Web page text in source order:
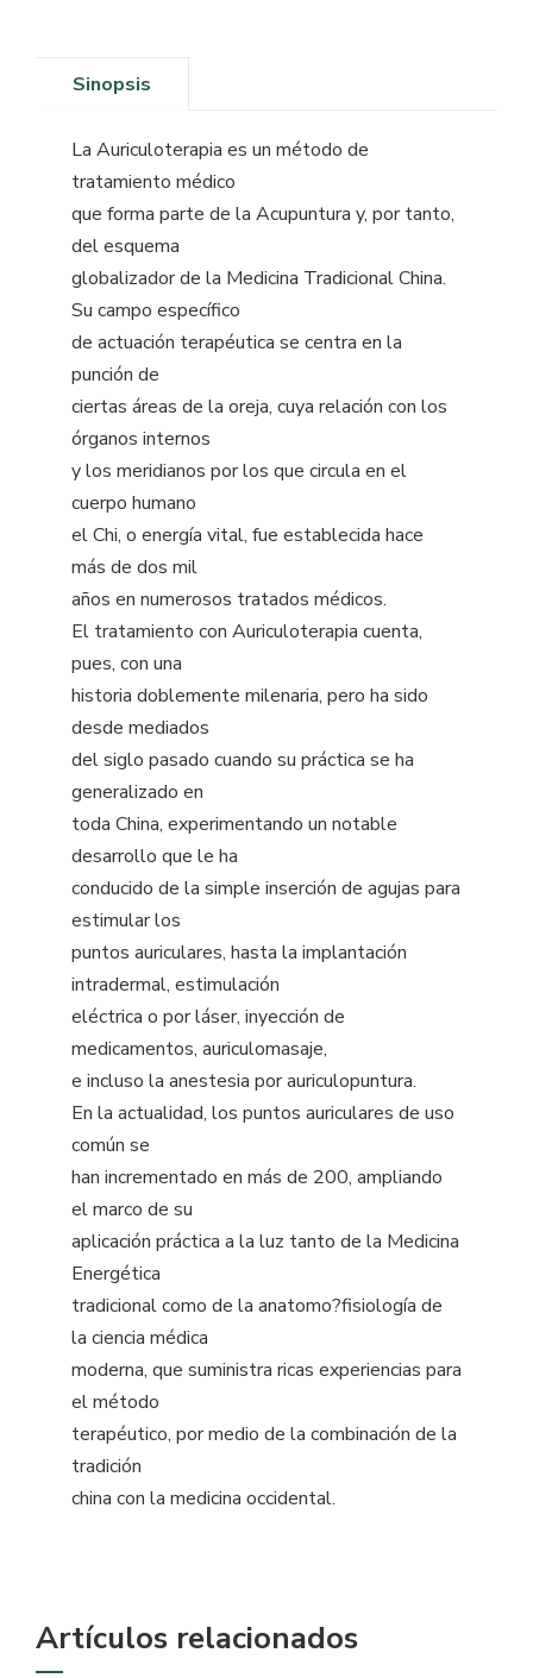
Sinopsis
La Auriculoterapia es un método de
tratamiento médico
que forma parte de la Acupuntura y, por tanto,
del esquema
globalizador de la Medicina Tradicional China.
Su campo específico
de actuación terapéutica se centra en la
punción de
ciertas áreas de la oreja, cuya relación con los
órganos internos
y los meridianos por los que circula en el
cuerpo humano
el Chi, o energía vital, fue establecida hace
más de dos mil
años en numerosos tratados médicos.
El tratamiento con Auriculoterapia cuenta,
pues, con una
historia doblemente milenaria, pero ha sido
desde mediados
del siglo pasado cuando su práctica se ha
generalizado en
toda China, experimentando un notable
desarrollo que le ha
conducido de la simple inserción de agujas para
estimular los
puntos auriculares, hasta la implantación
intradermal, estimulación
eléctrica o por láser, inyección de
medicamentos, auriculomasaje,
e incluso la anestesia por auriculopuntura.
En la actualidad, los puntos auriculares de uso
común se
han incrementado en más de 200, ampliando
el marco de su
aplicación práctica a la luz tanto de la Medicina
Energética
tradicional como de la anatomo?fisiología de
la ciencia médica
moderna, que suministra ricas experiencias para
el método
terapéutico, por medio de la combinación de la
tradición
china con la medicina occidental.
Artículos relacionados